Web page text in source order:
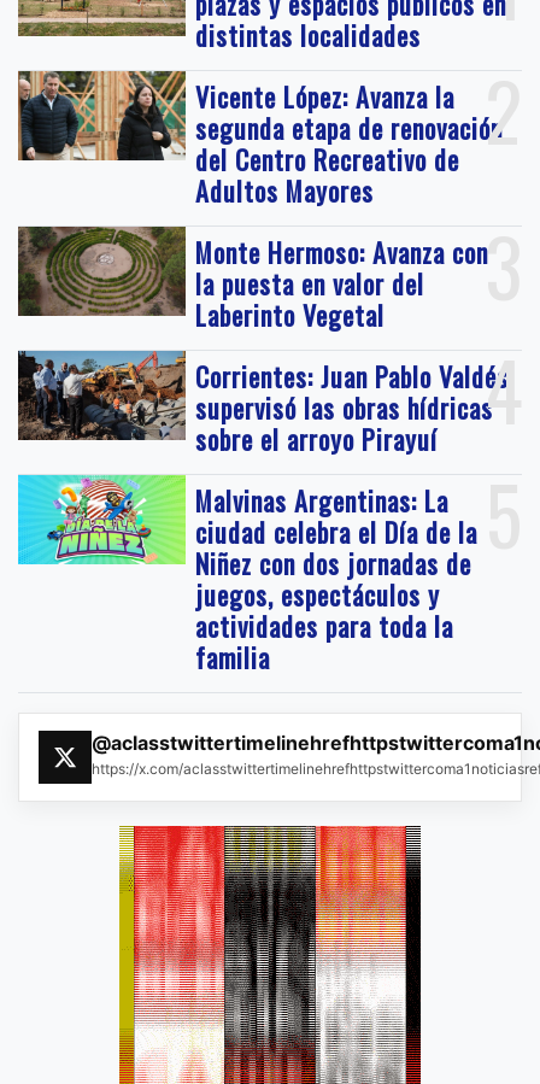
distintas localidades
2
Vicente López: Avanza la
segunda etapa de renovación
del Centro Recreativo de
Adultos Mayores
3
Monte Hermoso: Avanza con
la puesta en valor del
Laberinto Vegetal
4
Corrientes: Juan Pablo Valdés
supervisó las obras hídricas
sobre el arroyo Pirayuí
5
Malvinas Argentinas: La
ciudad celebra el Día de la
Niñez con dos jornadas de
juegos, espectáculos y
actividades para toda la
familia
https://x.com/